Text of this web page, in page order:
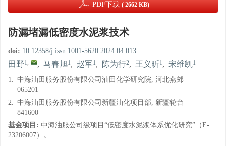
PDF下载 ( 2662 KB)
防漏堵漏低密度水泥浆技术
doi: 10.12358/j.issn.1001-5620.2024.04.013
田野1, , 马春旭1, 赵军1, 陈为行2, 王义昕1, 宋维凯1
1. 中海油田服务股份有限公司油田化学研究院, 河北燕郊
065201
2. 中海油田服务股份有限公司新疆油化项目部, 新疆轮台
841600
基金项目: 中海油服公司级项目“低密度水泥浆体系优化研究”（E-
23206007）。